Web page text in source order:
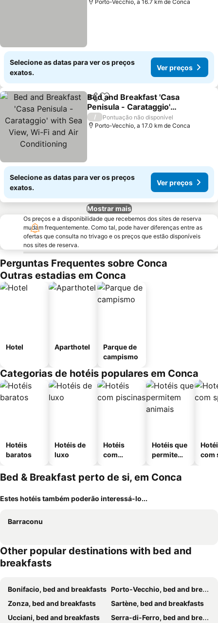
Porto-Vecchio, a 16.7 km de Conca
Selecione as datas para ver os preços
exatos.
Ver preços
PartilharAdicionar aos favoritos
Bed and Breakfast 'Casa
Penisula - Carataggio'
with Sea View, Wi-Fi and
Air Conditioning
/
Pontuação não disponível
Porto-Vecchio, a 17.0 km de Conca
Selecione as datas para ver os preços
exatos.
Ver preços
Mostrar mais
Os preços e a disponibilidade que recebemos dos sites de reserva
mudam frequentemente. Como tal, pode haver diferenças entre as
ofertas que consulta no trivago e os preços que estão disponíveis
nos sites de reserva.
Perguntas Frequentes sobre Conca
Outras estadias em Conca
Hotel Aparthotel
Parque de
campismo
Categorias de hotéis populares em Conca
Hotéis
baratos
Hotéis de
luxo
Hotéis
com
Hotéis que
permitem
com
Bed & Breakfast perto de si, em Conca
Estes hotéis também poderão interessá-lo...
Barraconu
Other popular destinations with bed and
breakfasts
Bonifacio, bed and breakfasts Porto-Vecchio, bed and breakfasts
Zonza, bed and breakfasts
Sartène, bed and breakfasts
Ucciani, bed and breakfasts
Serra-di-Ferro, bed and breakfasts